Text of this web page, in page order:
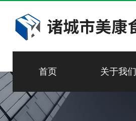
首页 关于我们